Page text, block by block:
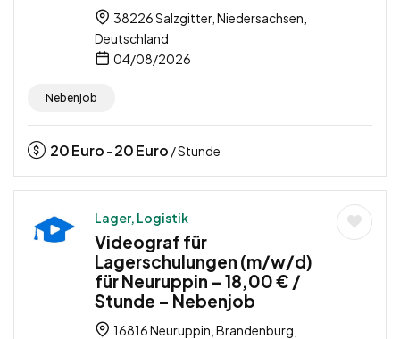
38226 Salzgitter, Niedersachsen,
Deutschland
04/08/2026
Nebenjob
20Euro - 20Euro / Stunde
Lager, Logistik
Videograf für
Lagerschulungen (m/w/d)
für Neuruppin – 18,00 € /
Stunde – Nebenjob
16816 Neuruppin, Brandenburg,